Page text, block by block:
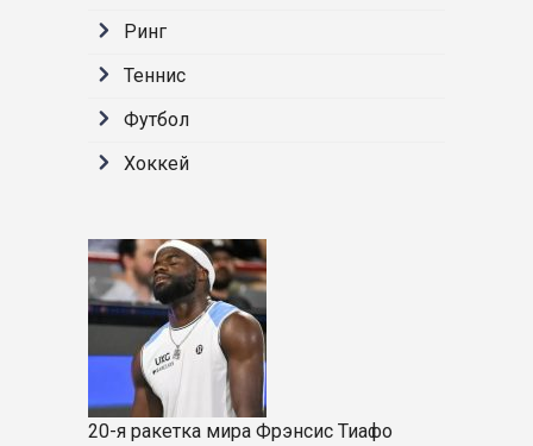
Ринг
Теннис
Футбол
Хоккей
20-я ракетка мира Фрэнсис Тиафо